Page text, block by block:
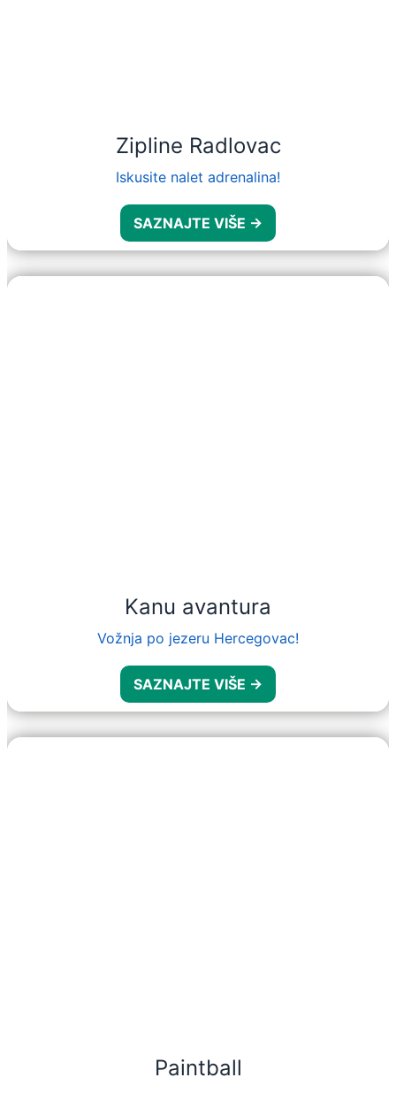
Zipline Radlovac
Iskusite nalet adrenalina!
SAZNAJTE VIŠE →
Kanu avantura
Vožnja po jezeru Hercegovac!
SAZNAJTE VIŠE →
Paintball